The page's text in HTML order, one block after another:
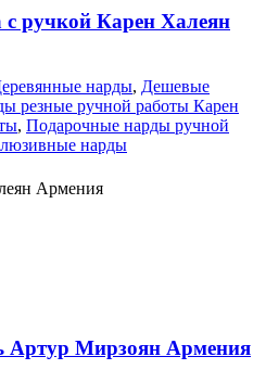
ручкой Карен Халеян
нарды, Дешевые
резные ручной работы Карен
, Подарочные нарды ручной
нарды
Армения
Артур Мирзоян Армения